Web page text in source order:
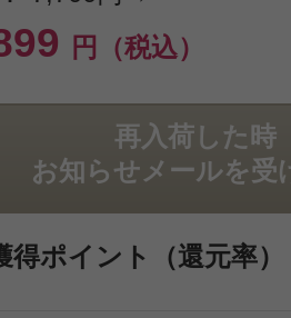
円（税込）
再入荷した時
お知らせメールを受
得ポイント（還元率）